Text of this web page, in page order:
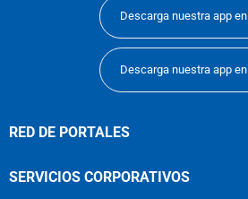
Descarga nuestra app en
Descarga nuestra app en
RED DE PORTALES
SERVICIOS CORPORATIVOS